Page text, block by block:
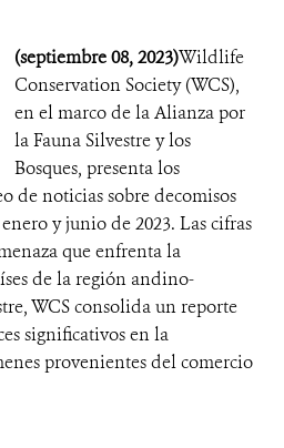
(septiembre 08, 2023)​​Wildlife
Conservation Society (WCS),
en el marco de la Alianza por
la Fauna Silvestre y los
Bosques, presenta los
de​ noticias sobre decomisos
y junio de 2023. Las cifras
que enfrenta la
de la región andino-
WCS consolida un reporte
significativos en la
provenientes del comercio